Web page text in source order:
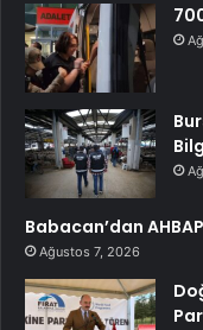
Babacan’dan
Ağustos 7, 2026